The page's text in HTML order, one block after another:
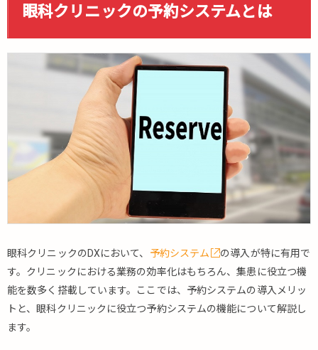
眼科クリニックの予約システムとは
眼科クリニックのDXにおいて、 予約システム
の導入が特に有用で
す。クリニックにおける業務の効率化はもちろん、集患に役立つ機
能を数多く搭載しています。ここでは、予約システムの導入メリッ
トと、眼科クリニックに役立つ予約システムの機能について解説し
ます。